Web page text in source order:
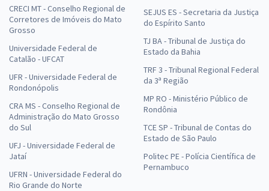
CRECI MT - Conselho Regional de
Corretores de Imóveis do Mato
Grosso
Universidade Federal de
Catalão - UFCAT
UFR - Universidade Federal de
Rondonópolis
CRA MS - Conselho Regional de
Administração do Mato Grosso
do Sul
UFJ - Universidade Federal de
Jataí
UFRN - Universidade Federal do
Rio Grande do Norte
SEJUS ES - Secretaria da Justiça
do Espírito Santo
TJ BA - Tribunal de Justiça do
Estado da Bahia
TRF 3 - Tribunal Regional Federal
da 3ª Região
MP RO - Ministério Público de
Rondônia
TCE SP - Tribunal de Contas do
Estado de São Paulo
Politec PE - Polícia Científica de
Pernambuco